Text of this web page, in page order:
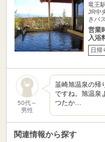
竜王
JR中
きバ
営業
入浴
日帰
50代～
男性
韮崎旭温泉の帰
ですね。旭温泉
つたか…
関連情報から探す